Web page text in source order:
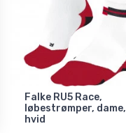
Falke RU5 Race,
løbestrømper, dame,
hvid